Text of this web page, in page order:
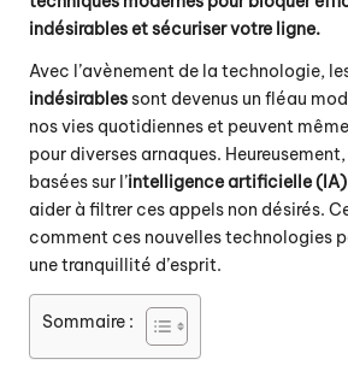
indésirables et sécuriser votre ligne.
Avec l’avènement de la technologie,
indésirablessont devenus un fléau
nos vies quotidiennes et peuvent
pour diverses arnaques.
basées sur l’intelligence artificielle (IA)
aider à filtrer ces appels non désirés.
comment ces nouvelles technologies
une tranquillité d’esprit.
Sommaire :